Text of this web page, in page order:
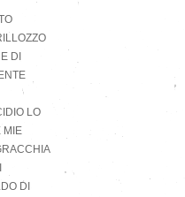
DI
LO
MIE
DI